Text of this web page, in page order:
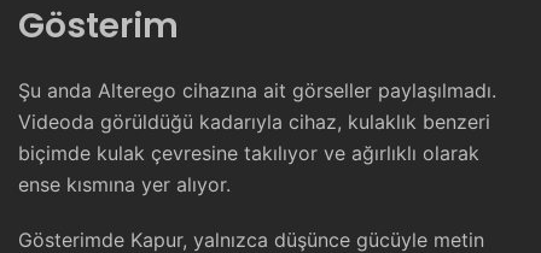
Gösterim
Şu anda Alterego cihazına ait görseller paylaşılmadı.
Videoda görüldüğü kadarıyla cihaz, kulaklık benzeri
biçimde kulak çevresine takılıyor ve ağırlıklı olarak
ense kısmına yer alıyor.
Gösterimde Kapur, yalnızca düşünce gücüyle metin